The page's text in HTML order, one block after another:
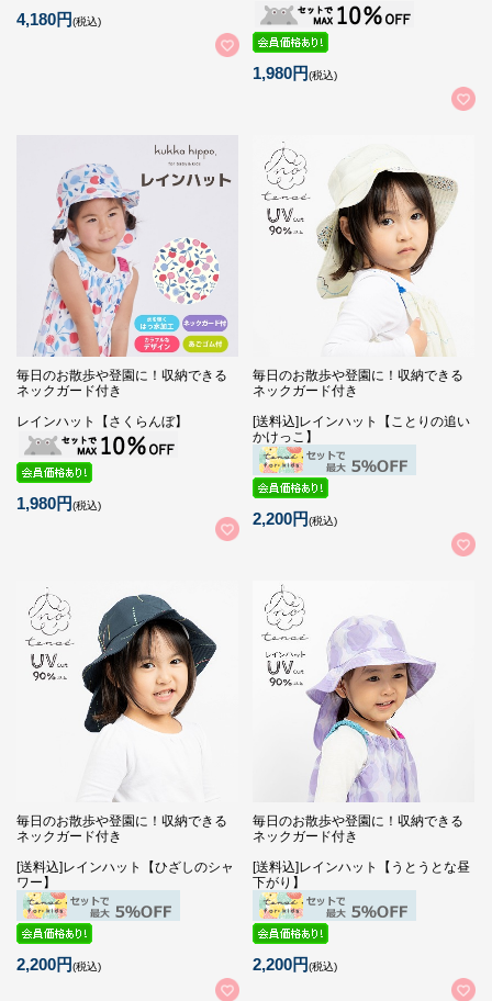
4,180円(税込)
1,980円(税込)
毎日のお散歩や登園に！収納できる
ネックガード付き
レインハット【さくらんぼ】
1,980円(税込)
毎日のお散歩や登園に！収納できる
ネックガード付き
[送料込]レインハット【ことりの追い
かけっこ】
2,200円(税込)
毎日のお散歩や登園に！収納できる
ネックガード付き
[送料込]レインハット【ひざしのシャ
ワー】
2,200円(税込)
毎日のお散歩や登園に！収納できる
ネックガード付き
[送料込]レインハット【うとうとな昼
下がり】
2,200円(税込)